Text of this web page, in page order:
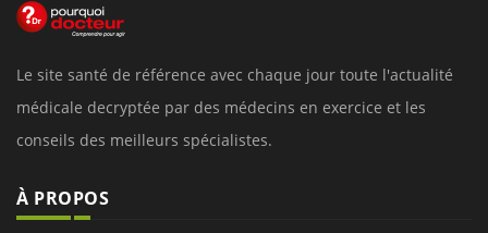
Le site santé de référence avec chaque jour toute l'actualité
médicale decryptée par des médecins en exercice et les
conseils des meilleurs spécialistes.
À PROPOS